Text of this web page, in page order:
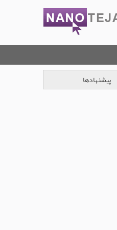
پیشنهادها